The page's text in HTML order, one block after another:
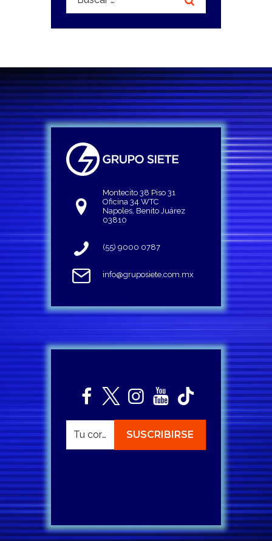
Montecito 38 Piso 31
Oficina 34 WTC
Napoles, Benito Juárez
03810
(55) 9000 0787
info@gruposiete.com.mx